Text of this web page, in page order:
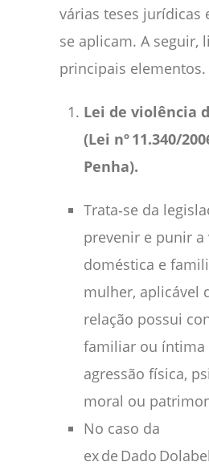
várias teses jurídicas
se aplicam. A seguir,
principais elementos.
Lei de violência
(Lei nº11.340/
Penha).
Trata‑se da
prevenir e punir a
doméstica e
mulher, aplicável
relação possui
familiar ou íntima
agressão física,
moral ou
No caso da
ex de Dado